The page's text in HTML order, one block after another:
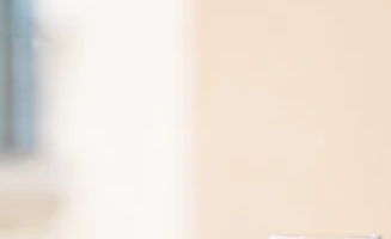
Unsere Geschenke begeistern. Kunden
Erstelle etwas Einzigartiges in wenigen